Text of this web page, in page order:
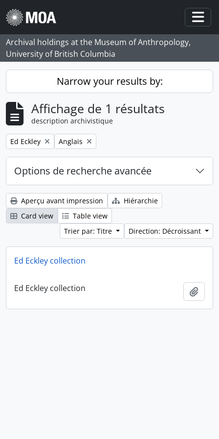
Skip to main content
Archival holdings at the Museum of Anthropology,
University of British Columbia
Narrow your results by:
Affichage de 1 résultats
description archivistique
Remove filter:
Ed Eckley Remove filter:
Anglais
Options de recherche avancée
Aperçu avant impression
Hiérarchie
Card view
Table view
Trier par: Titre
Direction: Décroissant
Ed Eckley collection
Ed Eckley collection